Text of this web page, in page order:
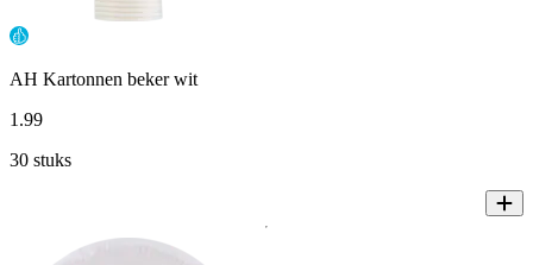
AH Kartonnen beker wit
1 .99
30 stuks